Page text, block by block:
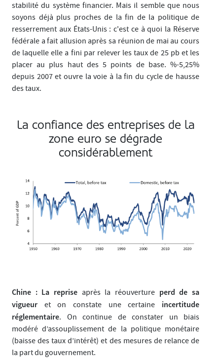
stabilité du système financier. Mais il semble que nous
soyons déjà plus proches de la fin de la politique de
resserrement aux États-Unis : c'est ce à quoi la Réserve
fédérale a fait allusion après sa réunion de mai au cours
de laquelle elle a fini par relever les taux de 25 pb et les
placer au plus haut des 5 points de base. %-5,25%
depuis 2007 et ouvre la voie à la fin du cycle de hausse
des taux.
La confiance des entreprises de la
zone euro se dégrade
considérablement
Chine : La reprise après la réouverture perd de sa
vigueur et on constate une certaine incertitude
réglementaire. On continue de constater un biais
modéré d’assouplissement de la politique monétaire
(baisse des taux d’intérêt) et des mesures de relance de
la part du gouvernement.